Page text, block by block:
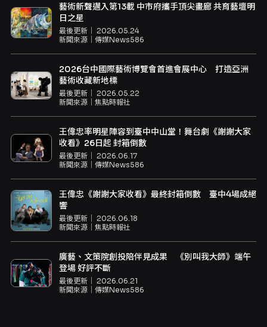
藝術新聲邁入第13載 中市府攜手頂尖畫廊 共育藝壇明
日之星
最後更新｜ 2026.05.24
新聞來源｜ 傳媒News586
2026台中國際藝術博覽會首進會展中心 打造亞洲
藝術收藏新地標
最後更新｜ 2026.05.22
新聞來源｜ 焦點時報社
王偉忠率明星陣容到臺中中山堂！舞台劇《謝謝大家
收看》26日起 封箱倒數
最後更新｜ 2026.06.17
新聞來源｜ 傳媒News586
王偉忠《謝謝大家收看》最終封箱倒數 臺中4場成絕
響
最後更新｜ 2026.06.18
新聞來源｜ 焦點時報社
廣藝、文策院創投陪伴見成果 《別叫我大師》端午
登場 好評不斷
最後更新｜ 2026.06.21
新聞來源｜ 傳媒News586